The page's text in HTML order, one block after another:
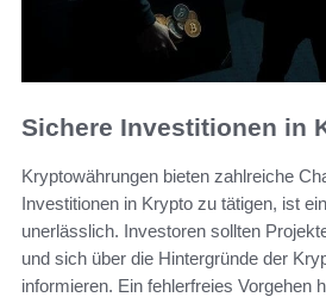
Sichere Investitionen in
Kryptowährungen bieten zahlreiche
Investitionen in Krypto zu tätigen, ist
unerlässlich. Investoren sollten
und sich über die Hintergründe der
informieren. Ein fehlerfreies Vorgehen